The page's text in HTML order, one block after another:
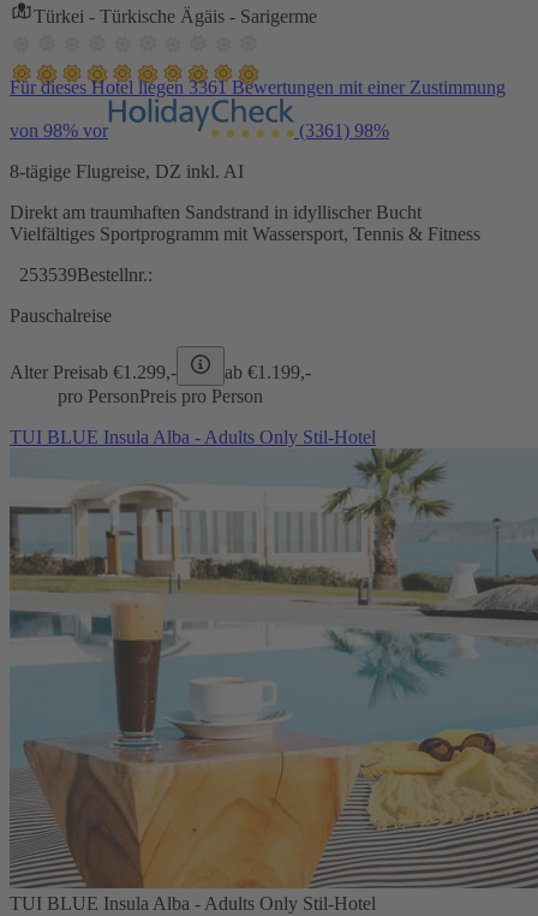
Türkei - Türkische Ägäis - Sarigerme
Für dieses Hotel liegen 3361 Bewertungen mit einer Zustimmung
von 98% vor (3361) 98%
8-tägige Flugreise, DZ inkl. AI
Direkt am traumhaften Sandstrand in idyllischer Bucht
Vielfältiges Sportprogramm mit Wassersport, Tennis & Fitness
253539Bestellnr.:
Pauschalreise
Alter Preisab €1.299,- ab €1.199,-
pro PersonPreis pro Person
TUI BLUE Insula Alba - Adults Only Stil-Hotel
TUI BLUE Insula Alba - Adults Only Stil-Hotel